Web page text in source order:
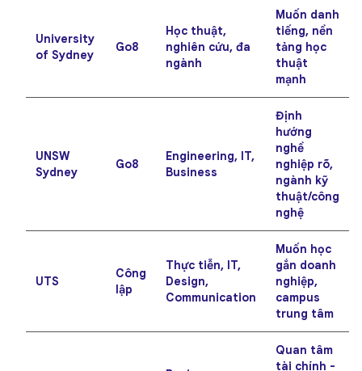
University
of Sydney
Go8
Học thuật,
nghiên cứu, đa
ngành
Muốn danh
tiếng, nền
tảng học
thuật
mạnh
UNSW
Sydney
Go8
Engineering, IT,
Business
Định
hướng
nghề
nghiệp rõ,
ngành kỹ
thuật/công
nghệ
UTS
Công
lập
Thực tiễn, IT,
Design,
Communication
Muốn học
gắn doanh
nghiệp,
campus
trung tâm
Quan tâm
tài chính -